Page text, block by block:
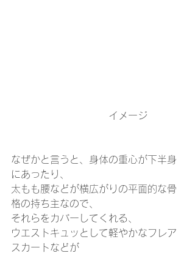
イメージ
なぜかと言うと、身体の重心が下半身
にあったり、
太もも腰などが横広がりの平面的な骨
格の持ち主なので、
それらをカバーしてくれる、
ウエストキュッとして軽やかなフレア
スカートなどが